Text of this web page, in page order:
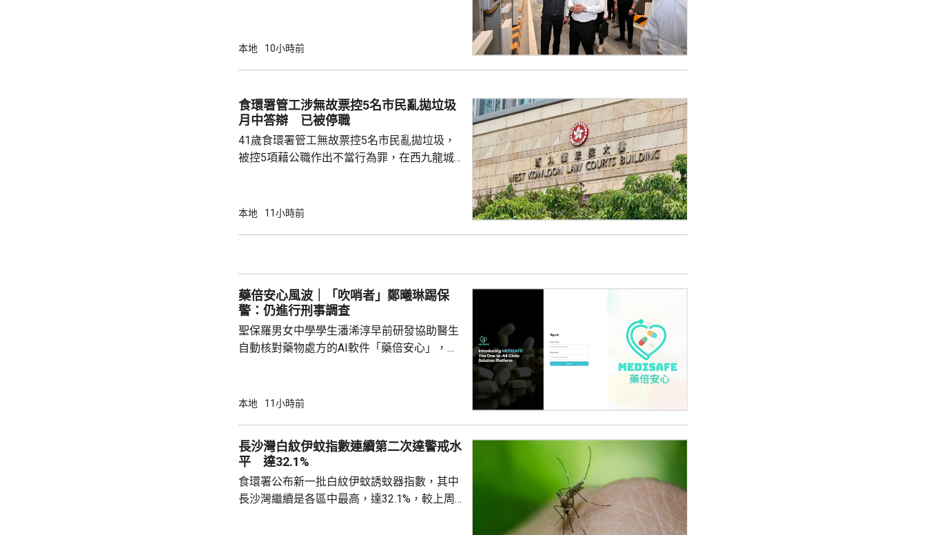
跨部門工作小組，正籌備綜合營運測試、公共
蓋約20個類別、超過100個不同規模的演練和
測試，循序漸進提升口岸負荷，並在每次測試
後即時跟進問題，又要求小組必須以...
本地 10小時前
食環署管工涉無故票控5名市民亂拋垃圾
月中答辯 已被停職
41歲食環署管工無故票控5名市民亂拋垃圾，
被控5項藉公職作出不當行為罪，在西九龍城
銳，案發時為食環署深水埗區環境衞生辦事處
不在港，令他們被追討罰款、遭通緝和拘捕。
食環署：涉事管工停職 ...
本地 11小時前
藥倍安心風波｜「吹哨者」鄭曦琳踢保
警：仍進行刑事調查
聖保羅男女中學學生潘浠淳早前研發協助醫生
自動核對藥物處方的AI軟件「藥倍安心」，去
意下披露個人資料並造成指明傷害，被警方拘
警方回覆查詢時指，被捕女子今日更新保釋手
續時，拒絕繼續保釋候查，又說案件的刑事調
查仍在進行中，被捕人拒絕保釋候查，...
本地 11小時前
長沙灣白紋伊蚊指數連續第二次達警戒水
平 達32.1%
食環署公布新一批白紋伊蚊誘蚊器指數，其中
長沙灣繼續是各區中最高，達32.1%，較上周